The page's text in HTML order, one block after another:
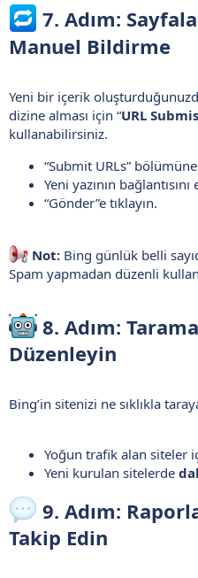
7. Adım:
Manuel Bildirme​
Yeni bir içerik
dizine alması için “URL
kullanabilirsiniz.
“Submit URLs”
Yeni yazının
“Gönder”e tıklayın.
Not: Bing günlük belli
Spam yapmadan düzenli
8. Adım:
Düzenleyin​
Bing’in sitenizi ne sıklıkla
Yoğun trafik alan siteler
Yeni kurulan sitelerde
9. Adım:
Takip Edin​